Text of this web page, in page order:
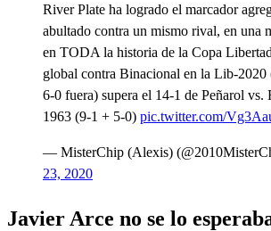
River Plate ha logrado el marcador
abultado contra un mismo rival, en una
en TODA la historia de la Copa
global contra Binacional en la Lib-2020
6-0 fuera) supera el 14-1 de Peñarol vs.
1963 (9-1 + 5-0) pic.twitter.com/
— MisterChip (Alexis)
23, 2020
Javier Arce no se lo